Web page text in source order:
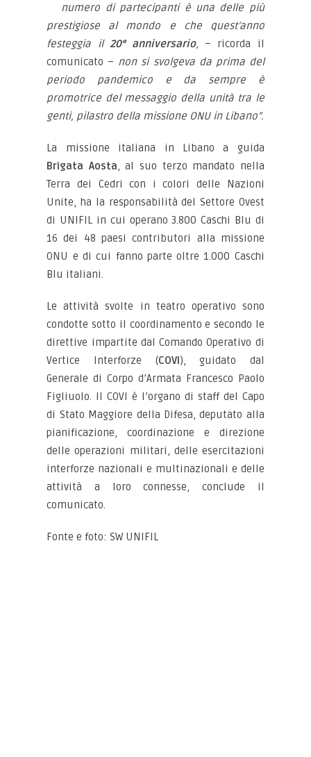
numero di partecipanti è una delle più
prestigiose al mondo e che quest’anno
festeggia il20° anniversario, – ricorda il
comunicato – non si svolgeva da prima del
periodo pandemico e da sempre è
promotrice del messaggio della unità tra le
genti, pilastro della missione ONU in Libano”.
La missione italiana in Libano a guida
Brigata Aosta, al suo terzo mandato nella
Terra dei Cedri con i colori delle Nazioni
Unite, ha la responsabilità del Settore Ovest
di UNIFIL in cui operano 3.800 Caschi Blu di
16 dei 48 paesi contributori alla missione
ONU e di cui fanno parte oltre 1.000 Caschi
Blu italiani.
Le attività svolte in teatro operativo sono
condotte sotto il coordinamento e secondo le
direttive impartite dal Comando Operativo di
Vertice Interforze (COVI), guidato dal
Generale di Corpo d’Armata Francesco Paolo
Figliuolo. Il COVI è l’organo di staff del Capo
di Stato Maggiore della Difesa, deputato alla
pianificazione, coordinazione e direzione
delle operazioni militari, delle esercitazioni
interforze nazionali e multinazionali e delle
attività a loro connesse, conclude il
comunicato.
Fonte e foto: SW UNIFIL